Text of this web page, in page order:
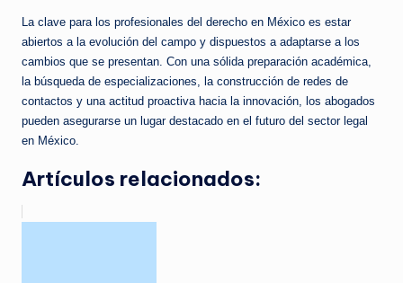
La clave para los profesionales del derecho en México es estar
abiertos a la evolución del campo y dispuestos a adaptarse a los
cambios que se presentan. Con una sólida preparación académica,
la búsqueda de especializaciones, la construcción de redes de
contactos y una actitud proactiva hacia la innovación, los abogados
pueden asegurarse un lugar destacado en el futuro del sector legal
en México.
Artículos relacionados: